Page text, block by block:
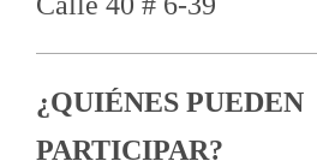
¿QUIÉNES PUEDEN
PARTICIPAR?